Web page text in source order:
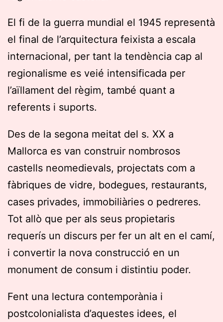
El fi de la guerra mundial el 1945 representà
el final de l’arquitectura feixista a escala
internacional, per tant la tendència cap al
regionalisme es veié intensificada per
l’aïllament del règim, també quant a
referents i suports.
Des de la segona meitat del s. XX a
Mallorca es van construir nombrosos
castells neomedievals, projectats com a
fàbriques de vidre, bodegues, restaurants,
cases privades, immobiliàries o pedreres.
Tot allò que per als seus propietaris
requerís un discurs per fer un alt en el camí,
i convertir la nova construcció en un
monument de consum i distintiu poder.
Fent una lectura contemporània i
postcolonialista d’aquestes idees, el